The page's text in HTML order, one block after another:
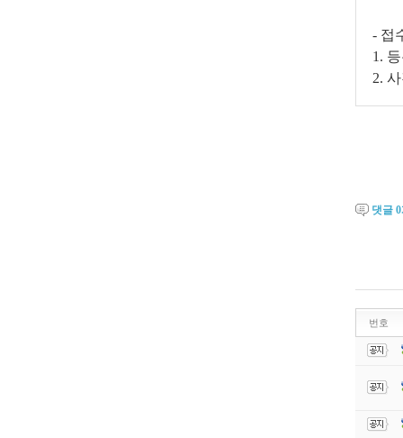
- 접
1.
2.
댓글 0
번호